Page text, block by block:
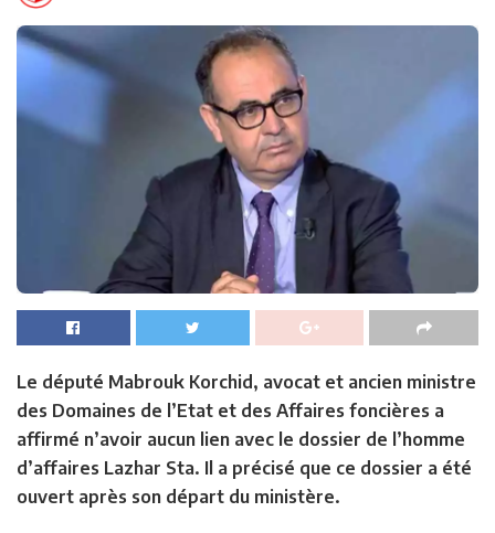
Le député Mabrouk Korchid, avocat et ancien ministre
des Domaines de l’Etat et des Affaires foncières a
affirmé n’avoir aucun lien avec le dossier de l’homme
d’affaires Lazhar Sta. Il a précisé que ce dossier a été
ouvert après son départ du ministère.